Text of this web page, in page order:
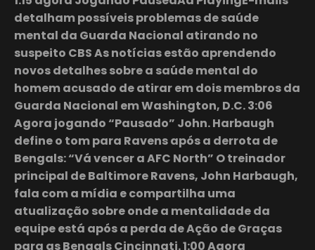
detalham possíveis problemas de saúde
mental da Guarda Nacional atirando no
suspeito CBS As notícias estão aprendendo
novos detalhes sobre a saúde mental do
homem acusado de atirar em dois membros da
Guarda Nacional em Washington, D.C. 3:06
Agora jogando “Pausado” John. Harbaugh
define o tom para Ravens após a derrota de
Bengals: “Vá vencer a AFC North” O treinador
principal de Baltimore Ravens, John Harbaugh,
fala com a mídia e compartilha uma
atualização sobre onde a mentalidade da
equipe está após a perda de Ação de Graças
para as Bengals Cincinnati. 1:00 Agora